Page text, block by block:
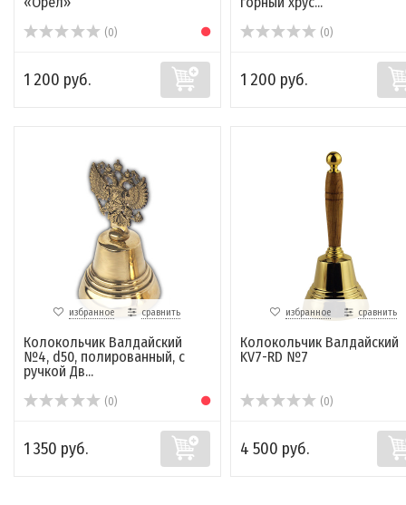
(0)
1 200 руб.
(0)
1 200 руб.
избранное сравнить
Колокольчик Валдайский
№4, d50, полированный, с
ручкой Дв...
(0)
1 350 руб.
избранное сравнить
Колокольчик Валдайский
KV7-RD №7
(0)
4 500 руб.